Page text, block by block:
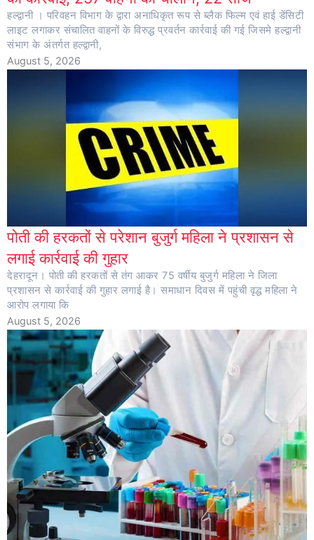
हल्द्वानी । परिवहन विभाग के द्वारा अनाधिकृत रूप से ब्लैक फिल्म एवं हाई डेंसिटी
लाइट लगाकर संचालित वाहनों के विरुद्ध प्रवर्तन कार्रवाई की गई जिसमे हल्द्वानी
संभाग के अंतर्गत हल्द्वानी,
August 5, 2026
पोती की हरकतों से परेशान बुजुर्ग महिला ने प्रशासन से
लगाई कार्रवाई की गुहार
देहरादून। पोती की हरकतों से तंग आकर 75 वर्षीय बुजुर्ग महिला ने जिला
प्रशासन से कार्रवाई की गुहार लगाई है। समाधान दिवस में पहुंची वृद्ध महिला ने
आरोप लगाया कि
August 5, 2026